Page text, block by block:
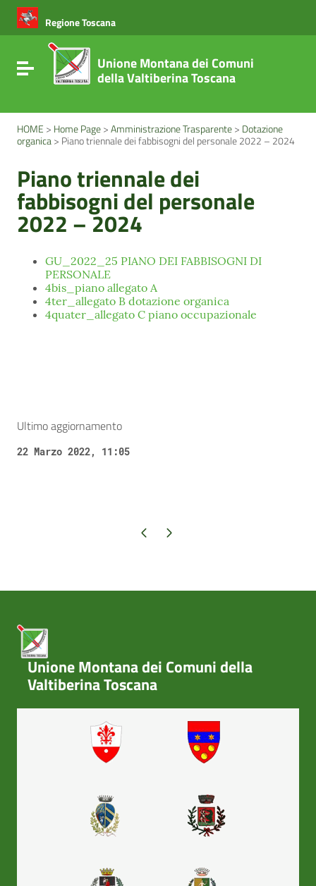
Vai ai contenuti
Vai al menu di navigazione
Vai al footer
Regione Toscana
Attiva / disattiva la navigazione
Unione Montana dei Comuni
della Valtiberina Toscana
HOME > Home Page>Amministrazione Trasparente> Dotazione
organica> Piano triennale dei fabbisogni del personale 2022 – 2024
Piano triennale dei
fabbisogni del personale
2022 – 2024
GU_2022_25 PIANO DEI FABBISOGNI DI
PERSONALE
4bis_piano allegato A
4ter_allegato B dotazione organica
4quater_allegato C piano occupazionale
Ultimo aggiornamento
22 Marzo 2022, 11:05
Pagina precedente
Pagina successiva
Unione Montana dei Comuni della
Valtiberina Toscana